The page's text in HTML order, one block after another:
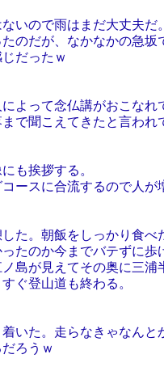
ので雨はまだ大丈夫だ。
が、なかなかの急坂で
だったｗ
て念仏講がおこなれて
こえてきたと言われて
挨拶する。
に合流するので人が増
朝飯をしっかり食べた
のか今までバテずに歩
見えてその奥に三浦半
登山道も終わる。
た。走らなきゃなんと
ろうｗ